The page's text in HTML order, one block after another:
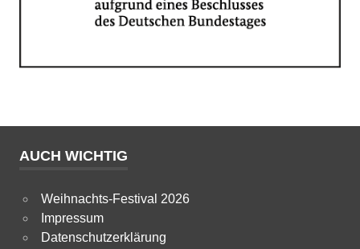
AUCH WICHTIG
Weihnachts-Festival 2026
Impressum
Datenschutzerklärung